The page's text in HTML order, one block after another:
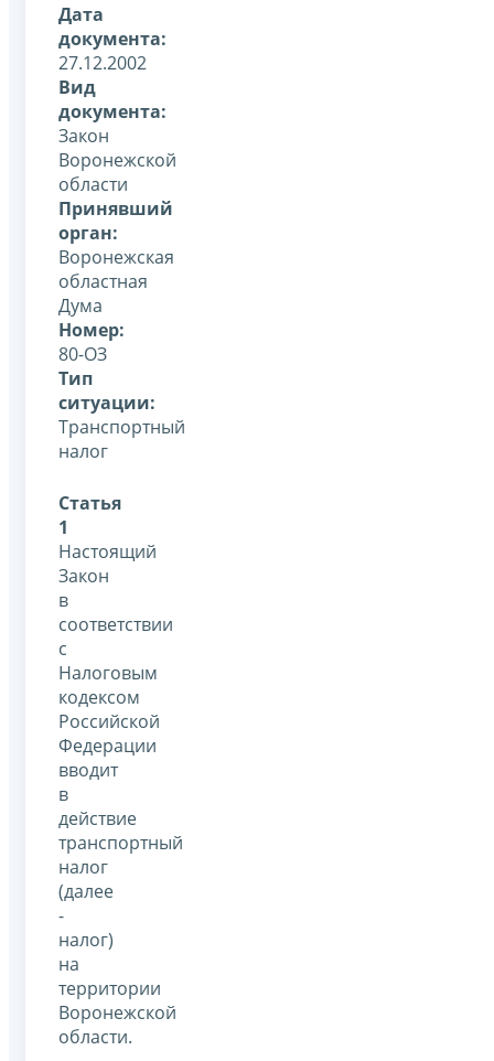
Дата
документа:
27.12.2002
Вид
документа:
Закон
Воронежской
области
Принявший
орган:
Воронежская
областная
Дума
Номер:
80-ОЗ
Тип
ситуации:
Транспортный
налог
Статья
1
Настоящий
Закон
в
соответствии
с
Налоговым
кодексом
Российской
Федерации
вводит
в
действие
транспортный
налог
(далее
-
налог)
на
территории
Воронежской
области.